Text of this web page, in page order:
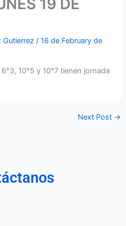
19 DE
Gutierrez/16 de February de
10°5 y 10°7 tienen jornada
Next Post →